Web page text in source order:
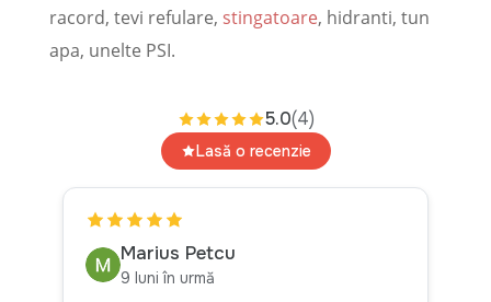
racord, tevi refulare, stingatoare, hidranti, tun
apa, unelte PSI.